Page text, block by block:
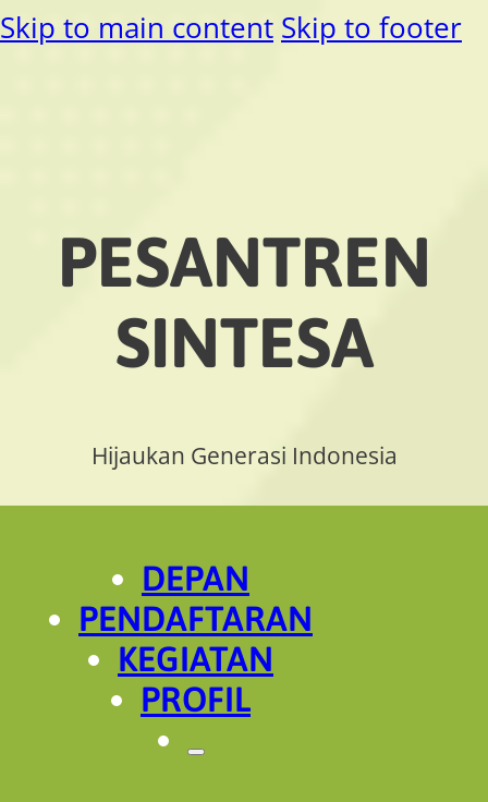
Skip to main content Skip to footer
PESANTREN
SINTESA
Hijaukan Generasi Indonesia
DEPAN
PENDAFTARAN
KEGIATAN
PROFIL